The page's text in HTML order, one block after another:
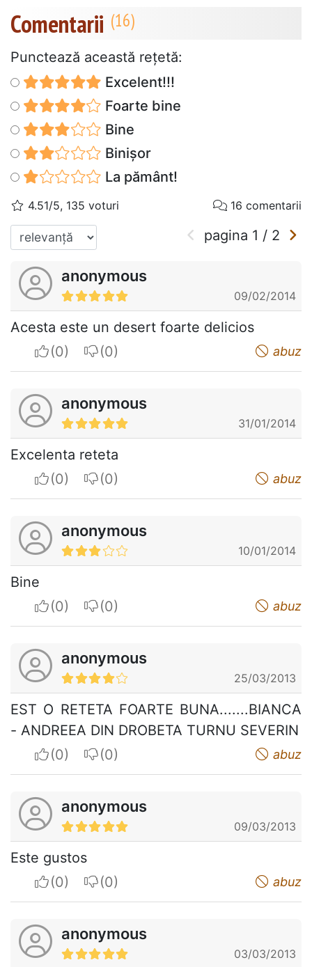
Comentarii
Punctează această reţetă:
Excelent!!!
Foarte bine
Bine
Binișor
La pământ!
4.51/5, 135 voturi 16 comentarii
pagina 1 / 2
anonymous
09/02/2014
Acesta este un desert foarte delicios
I apreciateI do not appreciate abuz
anonymous
31/01/2014
Excelenta reteta
I apreciateI do not appreciate abuz
anonymous
10/01/2014
Bine
I apreciateI do not appreciate abuz
anonymous
25/03/2013
EST O RETETA FOARTE BUNA.......BIANCA
- ANDREEA DIN DROBETA TURNU SEVERIN
I apreciateI do not appreciate abuz
anonymous
09/03/2013
Este gustos
I apreciateI do not appreciate abuz
anonymous
03/03/2013